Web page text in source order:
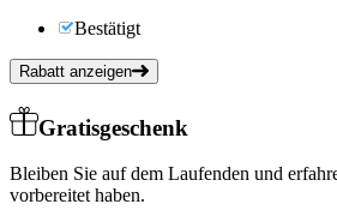
Bestätigt
Rabatt anzeigen
Gratisgeschenk
Bleiben Sie auf dem Laufenden und
vorbereitet haben.